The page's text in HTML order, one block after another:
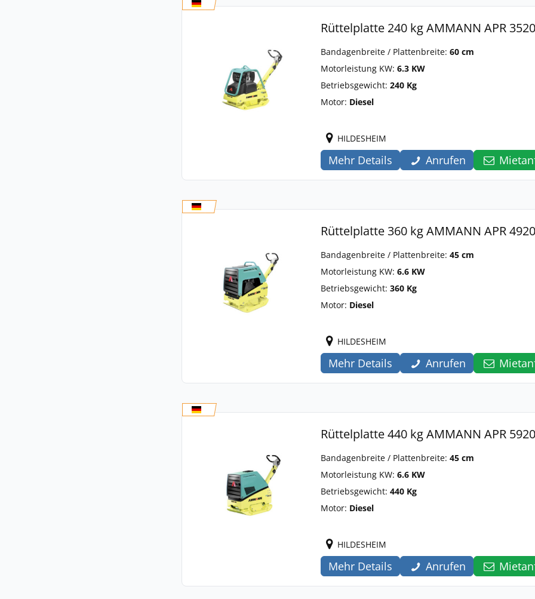
Rüttelplatte 240 kg AMMANN APR 3520
Bandagenbreite / Plattenbreite: 60 cm
Motorleistung KW: 6.3 KW
Betriebsgewicht: 240 Kg
Motor: Diesel
HILDESHEIM
Mehr Details Anrufen
Rüttelplatte 360 kg AMMANN APR 4920
Bandagenbreite / Plattenbreite: 45 cm
Motorleistung KW: 6.6 KW
Betriebsgewicht: 360 Kg
Motor: Diesel
HILDESHEIM
Mehr Details Anrufen
Rüttelplatte 440 kg AMMANN APR 5920
Bandagenbreite / Plattenbreite: 45 cm
Motorleistung KW: 6.6 KW
Betriebsgewicht: 440 Kg
Motor: Diesel
HILDESHEIM
Mehr Details Anrufen